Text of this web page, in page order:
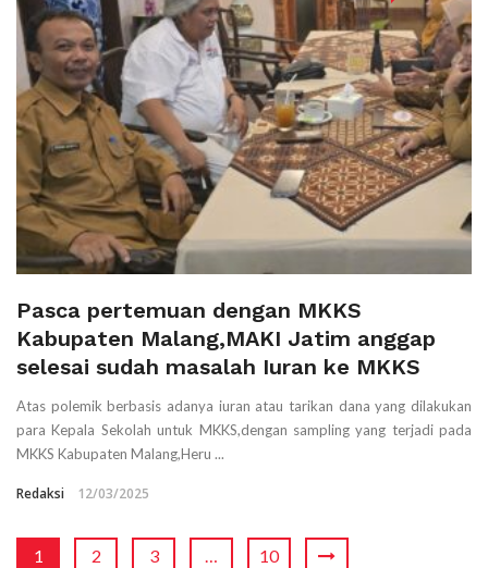
Pasca pertemuan dengan MKKS
Kabupaten Malang,MAKI Jatim anggap
selesai sudah masalah Iuran ke MKKS
Atas polemik berbasis adanya iuran atau tarikan dana yang dilakukan
para Kepala Sekolah untuk MKKS,dengan sampling yang terjadi pada
MKKS Kabupaten Malang,Heru ...
Redaksi 12/03/2025
1 2 3 … 10